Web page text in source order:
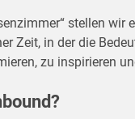
stellen
Zeit, in der die
zu inspirieren